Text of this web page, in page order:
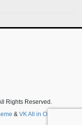
Rights Reserved.
& VK All in One